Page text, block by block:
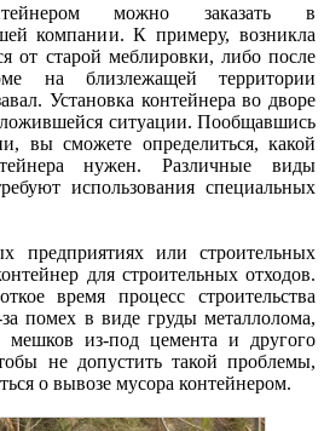
можно заказать в
компании. К примеру, возникла
от старой меблировки, либо после
на близлежащей территории
Установка контейнера во дворе
ситуации. Пообщавшись
вы сможете определиться, какой
нужен. Различные виды
использования специальных
предприятиях или строительных
для строительных отходов.
время процесс строительства
за помех в виде груды металлолома,
мешков из-под цемента и другого
не допустить такой проблемы,
о вывозе мусора контейнером.